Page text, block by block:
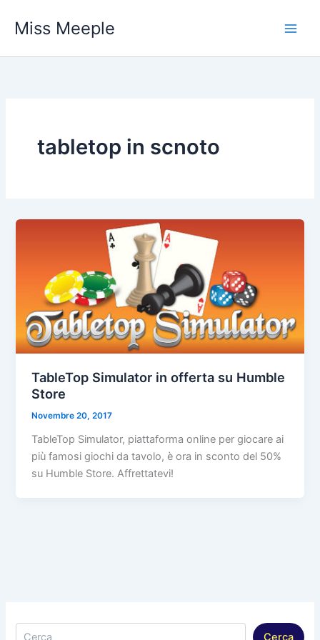
Miss Meeple
tabletop in scnoto
TableTop Simulator in offerta su Humble
Store
Novembre 20, 2017
TableTop Simulator, piattaforma online per giocare ai
più famosi giochi da tavolo, è ora in sconto del 50%
su Humble Store. Affrettatevi!
Cerca
Cerca